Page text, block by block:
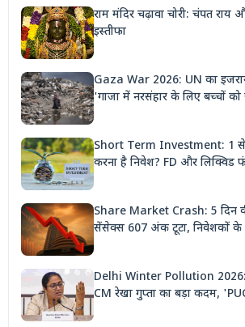
राम मंदिर चढ़ावा चोरी: चंपत राय
इस्तीफा
Gaza War 2026: UN का
'गाजा में नरसंहार के लिए बच्चों
Short Term Investment: 1
करना है निवेश? FD और लिक्विड
Share Market Crash: 5 दिन
सेंसेक्स 607 अंक टूटा, निवेशकों के
Delhi Winter Pollution
CM रेखा गुप्ता का बड़ा कदम,